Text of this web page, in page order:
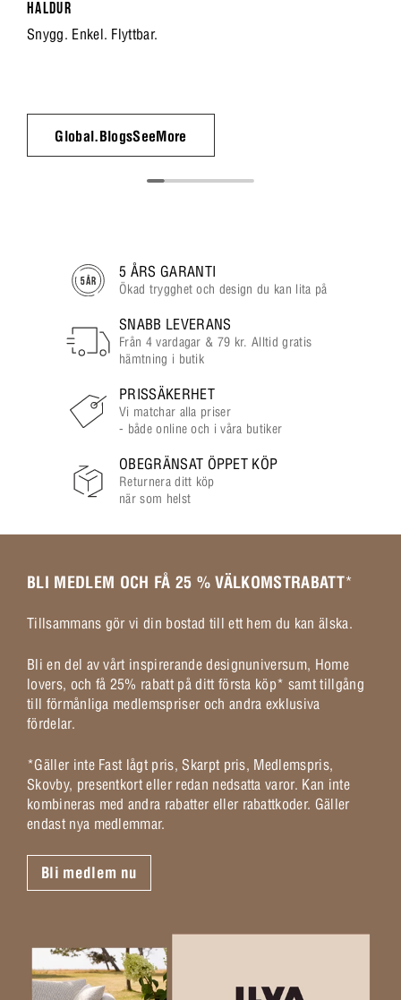
HALDUR
Snygg. Enkel. Flyttbar.
Global.BlogsSeeMore
5 ÅRS GARANTI
Ökad trygghet och design du kan lita på
SNABB LEVERANS
Från 4 vardagar & 79 kr. Alltid gratis
hämtning i butik
PRISSÄKERHET
Vi matchar alla priser
- både online och i våra butiker
OBEGRÄNSAT ÖPPET KÖP
Returnera ditt köp
när som helst
BLI MEDLEM OCH FÅ 25 % VÄLKOMSTRABATT*
Tillsammans gör vi din bostad till ett hem du kan älska.
Bli en del av vårt inspirerande designuniversum, Home
lovers, och få 25% rabatt på ditt första köp* samt tillgång
till förmånliga medlemspriser och andra exklusiva
fördelar.
*Gäller inte Fast lågt pris, Skarpt pris, Medlemspris,
Skovby, presentkort eller redan nedsatta varor. Kan inte
kombineras med andra rabatter eller rabattkoder. Gäller
endast nya medlemmar.
Bli medlem nu